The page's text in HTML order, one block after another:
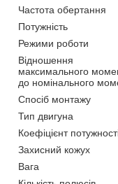
Частота обертання
Потужність
Режими роботи
Відношення
максимального
до номінального
Спосіб монтажу
Тип двигуна
Коефіцієнт
Захисний кожух
Вага